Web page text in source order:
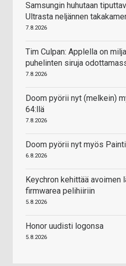
Samsungin huhutaan
Ultrasta neljännen
7.8.2026
Tim Culpan: Applella on
puhelinten siruja
7.8.2026
Doom pyörii nyt (melkein)
64:llä
7.8.2026
Doom pyörii nyt myös
6.8.2026
Keychron kehittää avoimen
firmwarea pelihiiriin
5.8.2026
Honor uudisti logonsa
5.8.2026